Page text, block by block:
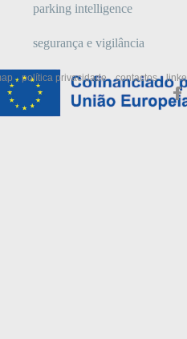
parking intelligence
segurança e vigilância
política privacidade contactos